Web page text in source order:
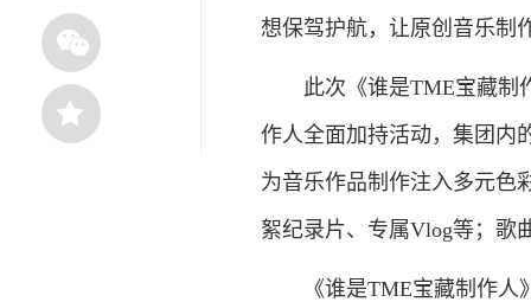
想保驾护航，让原创音乐制
此次《谁是TME宝藏制作
作人全面加持活动，集团内
为音乐作品制作注入多元色
絮纪录片、专属Vlog等；歌
《谁是TME宝藏制作人》